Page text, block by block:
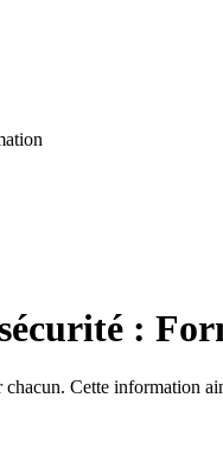
:
Cette information